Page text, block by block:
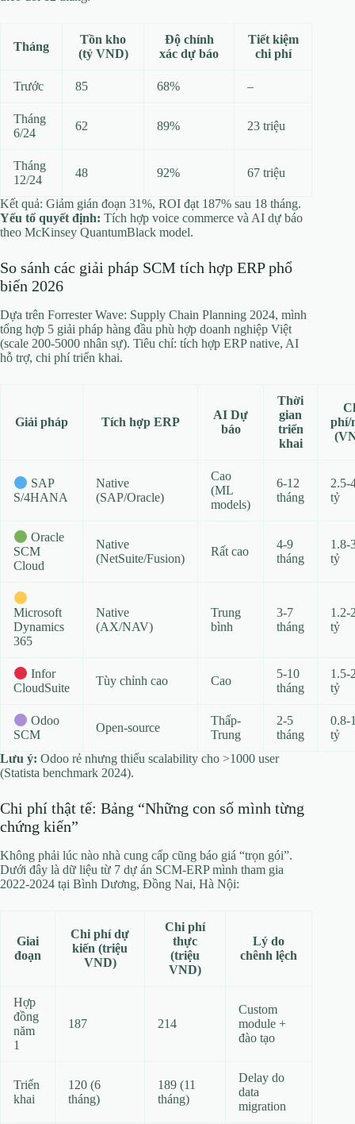
Tháng
Tồn kho
(tỷ VND)
Độ chính
xác dự báo
Tiết kiệm
chi phí
Trước 85 68% –
Tháng
6/24
62 89% 23 triệu
Tháng
12/24
48 92% 67 triệu
Kết quả: Giảm gián đoạn 31%, ROI đạt 187% sau 18 tháng.
Yếu tố quyết định: Tích hợp voice commerce và AI dự báo
theo McKinsey QuantumBlack model.
So sánh các giải pháp SCM tích hợp ERP phổ
biến 2026
Dựa trên Forrester Wave: Supply Chain Planning 2024, mình
tổng hợp 5 giải pháp hàng đầu phù hợp doanh nghiệp Việt
(scale 200-5000 nhân sự). Tiêu chí: tích hợp ERP native, AI
hỗ trợ, chi phí triển khai.
Giải pháp Tích hợp ERP
AI Dự
báo
Thời
gian
triển
khai
phí/
SAP
S/4HANA
Native
(SAP/Oracle)
Cao
(ML
models)
6-12
tháng
2.5-
tỷ
Oracle
SCM
Cloud
Native
(NetSuite/Fusion)
Rất cao
4-9
tháng
1.8-
tỷ
Microsoft
Dynamics
365
Native
(AX/NAV)
Trung
bình
3-7
tháng
1.2-
tỷ
Infor
CloudSuite
Tùy chỉnh cao Cao
5-10
tháng
1.5-
tỷ
Odoo
SCM
Open-source
Thấp-
Trung
2-5
tháng
0.8-
tỷ
Lưu ý: Odoo rẻ nhưng thiếu scalability cho >1000 user
(Statista benchmark 2024).
Chi phí thật tế: Bảng “Những con số mình từng
chứng kiến”
Không phải lúc nào nhà cung cấp cũng báo giá “trọn gói”.
Dưới đây là dữ liệu từ 7 dự án SCM-ERP mình tham gia
2022-2024 tại Bình Dương, Đồng Nai, Hà Nội:
Giai
đoạn
Chi phí dự
kiến (triệu
VND)
Chi phí
thực
(triệu
VND)
Lý do
chênh lệch
Hợp
đồng
năm
1
187 214
Custom
module +
đào tạo
Triển
khai
120 (6
tháng)
189 (11
tháng)
Delay do
data
migration